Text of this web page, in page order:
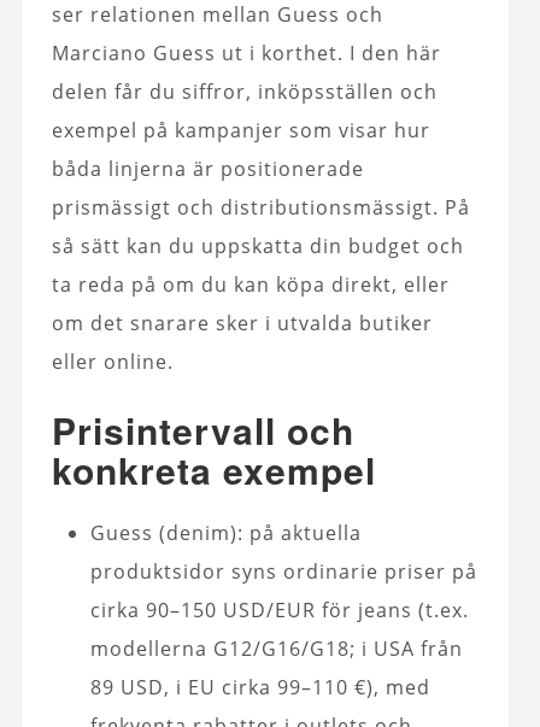
ser relationen mellan Guess och
Marciano Guess ut i korthet. I den här
delen får du siffror, inköpsställen och
exempel på kampanjer som visar hur
båda linjerna är positionerade
prismässigt och distributionsmässigt. På
så sätt kan du uppskatta din budget och
ta reda på om du kan köpa direkt, eller
om det snarare sker i utvalda butiker
eller online.
Prisintervall och
konkreta exempel
Guess (denim): på aktuella
produktsidor syns ordinarie priser på
cirka 90–150 USD/EUR för jeans (t.ex.
modellerna G12/G16/G18; i USA från
89 USD, i EU cirka 99–110 €), med